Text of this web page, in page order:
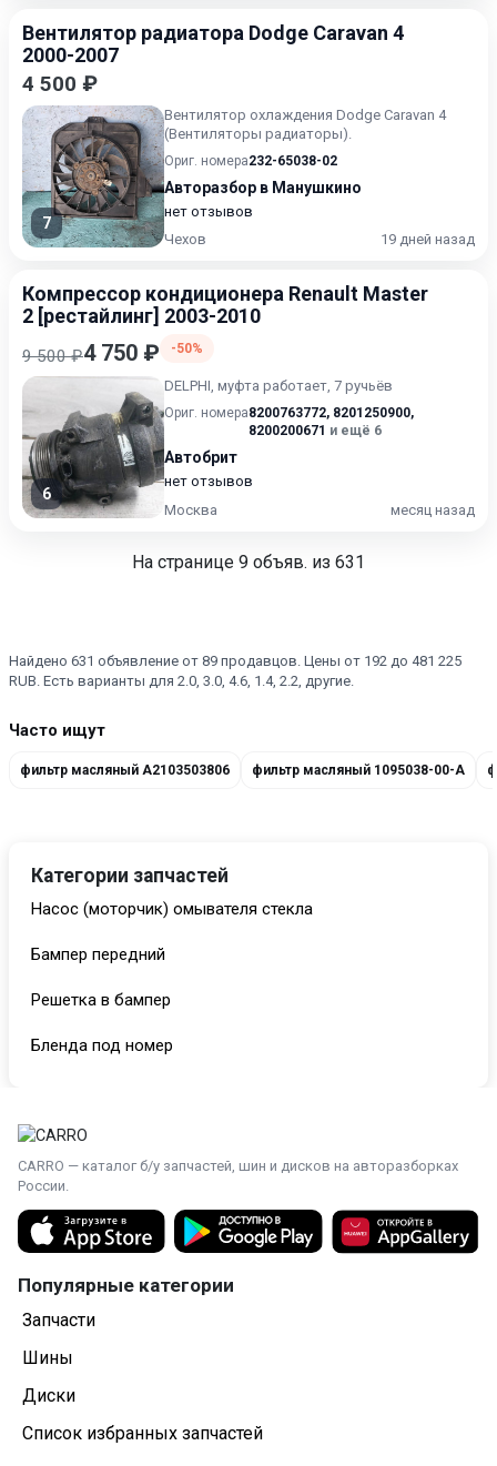
Вентилятор радиатора Dodge Caravan 4
2000-2007
4 500 ₽
7
Вентилятор охлаждения Dodge Caravan 4
(Вентиляторы радиаторы).
Ориг. номера232-65038-02
Авторазбор в Манушкино
нет отзывов
Чехов
19 дней назад
Компрессор кондиционера Renault Master
2 [рестайлинг] 2003-2010
9 500 ₽4 750 ₽ -50%
6
DELPHI, муфта работает, 7 ручьёв
Ориг. номера8200763772, 8201250900,
8200200671 и ещё 6
Автобрит
нет отзывов
Москва
месяц назад
На странице 9 объяв. из 631
Найдено 631 объявление от 89 продавцов. Цены от 192 до 481 225
RUB. Есть варианты для 2.0, 3.0, 4.6, 1.4, 2.2, другие.
Часто ищут
фильтр масляный A2103503806 фильтр масляный 1095038-00-A
Категории запчастей
Насос (моторчик) омывателя стекла
Бампер передний
Решетка в бампер
Бленда под номер
Фара
Крыло
Крыша
Трапеция стеклоочистителя
Радиатор основной
Бачок расширительный
CARRO — каталог б/у запчастей, шин и дисков на авторазборках
России.
Популярные категории
Запчасти
Шины
Диски
Список избранных запчастей